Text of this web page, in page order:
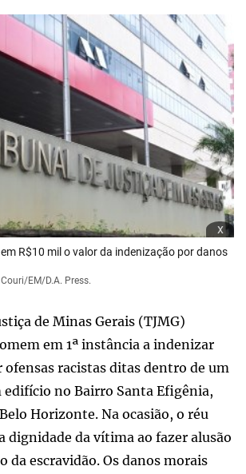
x
R$10 mil o valor da indenização por danos
EM/D.A. Press.
de Minas Gerais (TJMG)
em 1ª instância a indenizar
racistas ditas dentro de um
edifício no Bairro Santa Efigênia,
Horizonte. Na ocasião, o réu
dignidade da vítima ao fazer alusão
da escravidão. Os danos morais